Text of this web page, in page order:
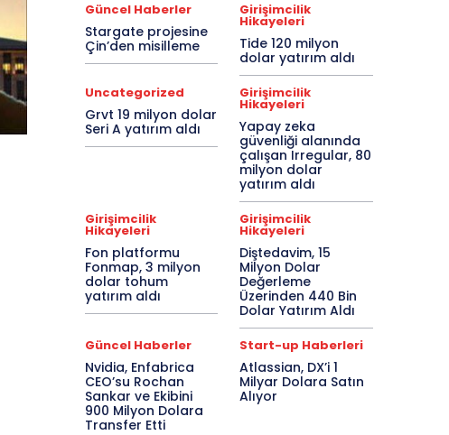
Güncel Haberler
Stargate projesine
Çin’den misilleme
Girişimcilik
Hikayeleri
Tide 120 milyon
dolar yatırım aldı
Uncategorized
Grvt 19 milyon dolar
Seri A yatırım aldı
Girişimcilik
Hikayeleri
Yapay zeka
güvenliği alanında
çalışan Irregular, 80
milyon dolar
yatırım aldı
Girişimcilik
Hikayeleri
Fon platformu
Fonmap, 3 milyon
dolar tohum
yatırım aldı
Girişimcilik
Hikayeleri
Diştedavim, 15
Milyon Dolar
Değerleme
Üzerinden 440 Bin
Dolar Yatırım Aldı
Güncel Haberler
Nvidia, Enfabrica
CEO’su Rochan
Sankar ve Ekibini
900 Milyon Dolara
Transfer Etti
Start-up Haberleri
Atlassian, DX’i 1
Milyar Dolara Satın
Alıyor